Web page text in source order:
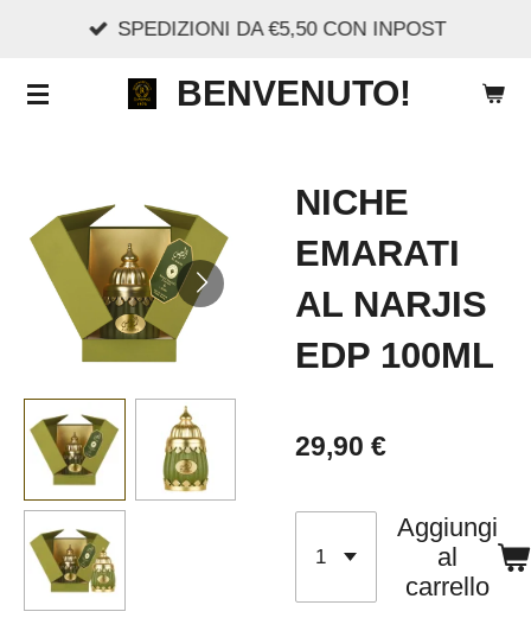
contenuto
BENVENUTO!
SPEDIZIONI DA €5,50 CON INPOST
NICHE
EMARATI
AL NARJIS
EDP 100ML
29,90 €
Aggiungi
al
carrello